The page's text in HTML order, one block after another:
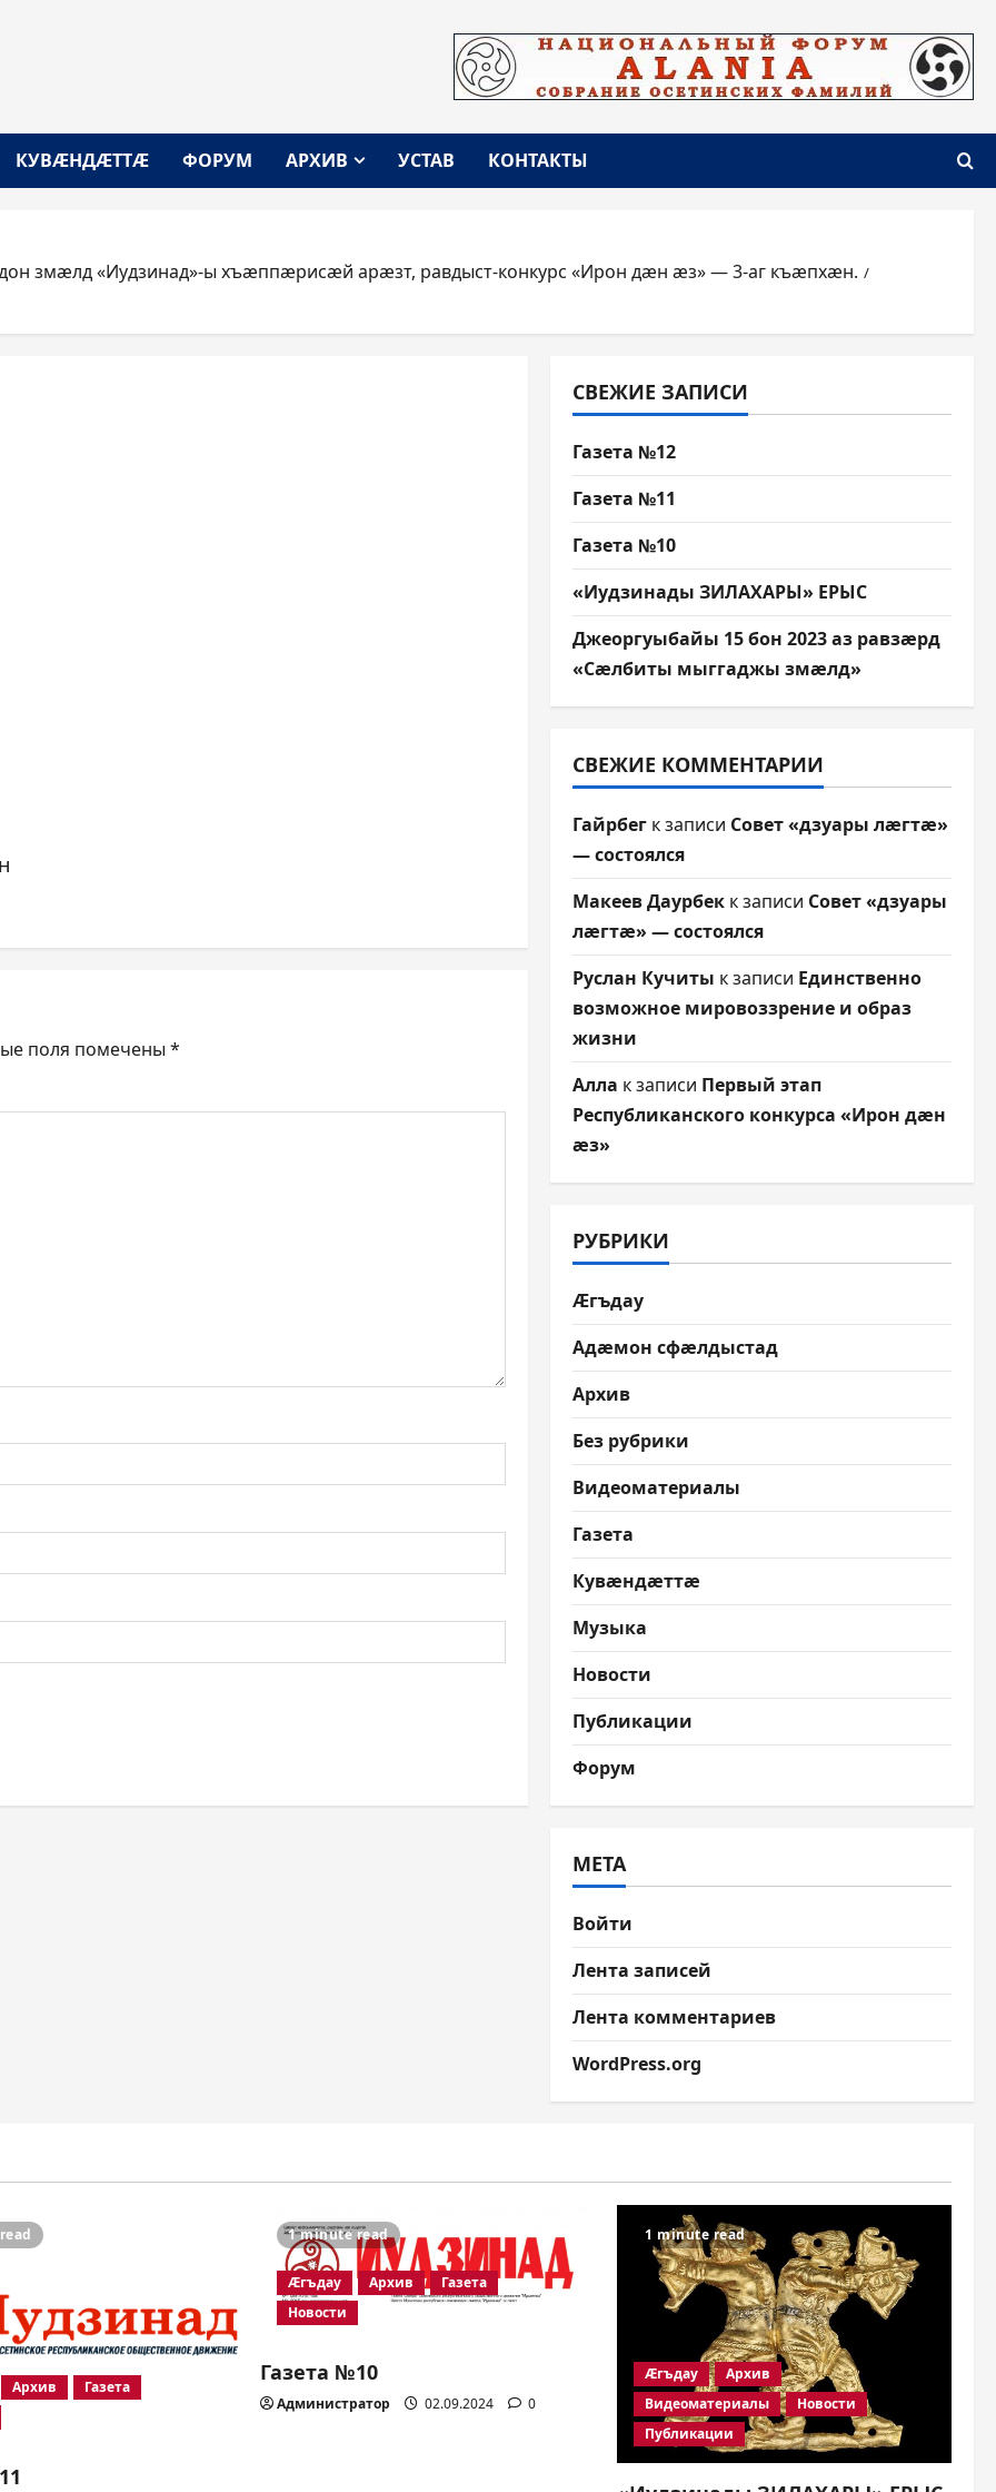
КУВÆНДÆТТÆ ФОРУМ АРХИВ УСТАВ КОНТАКТЫ
змæлд «Иудзинад»-ы хъæппæрисæй арæзт, равдыст-конкурс «Ирон дæн æз» — 3-аг къæпхæн.
поля помечены *
СВЕЖИЕ ЗАПИСИ
Газета №12
Газета №11
Газета №10
«Иудзинады ЗИЛАХАРЫ» ЕРЫС
Джеоргуыбайы 15 бон 2023 аз равзæрд
«Сæлбиты мыггаджы змæлд»
СВЕЖИЕ КОММЕНТАРИИ
Гайрбегк записи Совет «дзуары лæгтæ»
— состоялся
Макеев Даурбекк записи Совет «дзуары
лæгтæ» — состоялся
Руслан Кучиты к записи Единственно
возможное мировоззрение и образ
жизни
Алла к записи Первый этап
Республиканского конкурса «Ирон дæн
æз»
РУБРИКИ
Æгъдау
Адæмон сфæлдыстад
Архив
Без рубрики
Видеоматериалы
Газета
Кувæндæттæ
Музыка
Новости
Публикации
Форум
МЕТА
Войти
Лента записей
Лента комментариев
WordPress.org
Архив
Газета
1 minute read
Æгъдау Архив
Газета
Новости
Газета №10
Администратор 02.09.2024 0
1 minute read
Æгъдау
Архив
Видеоматериалы
Новости
Публикации